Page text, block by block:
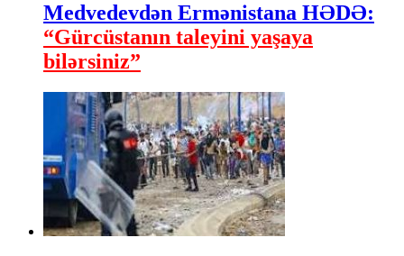
Medvedevdən Ermənistana HƏDƏ:
“Gürcüstanın taleyini yaşaya
bilərsiniz”